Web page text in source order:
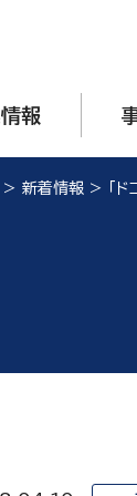
報
> 新着情報 > 「